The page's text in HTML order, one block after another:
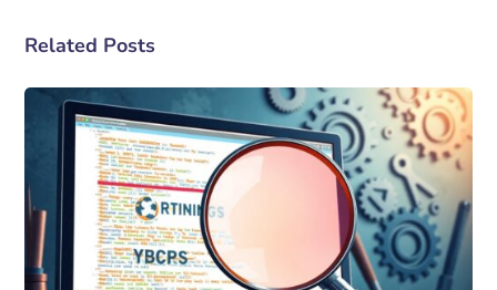
Related Posts